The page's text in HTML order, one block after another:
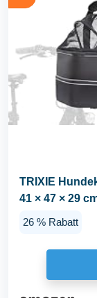
TRIXIE
41 × 47 × 29
26 % Rabatt